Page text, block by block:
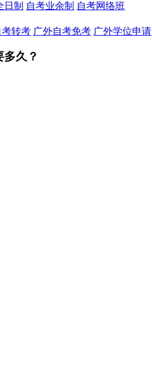
日制 自考业余制 自考网络班
考转考 广外自考免考 广外学位申请
多久？